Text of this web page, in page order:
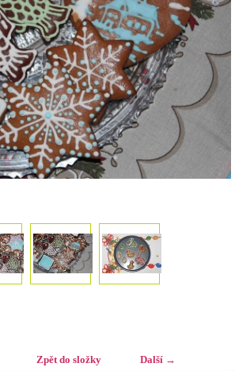
Další →
Zpět do složky